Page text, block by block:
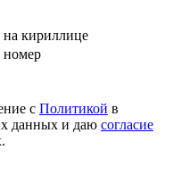
на кириллице
номер
с Политикой в
данных и даю согласие